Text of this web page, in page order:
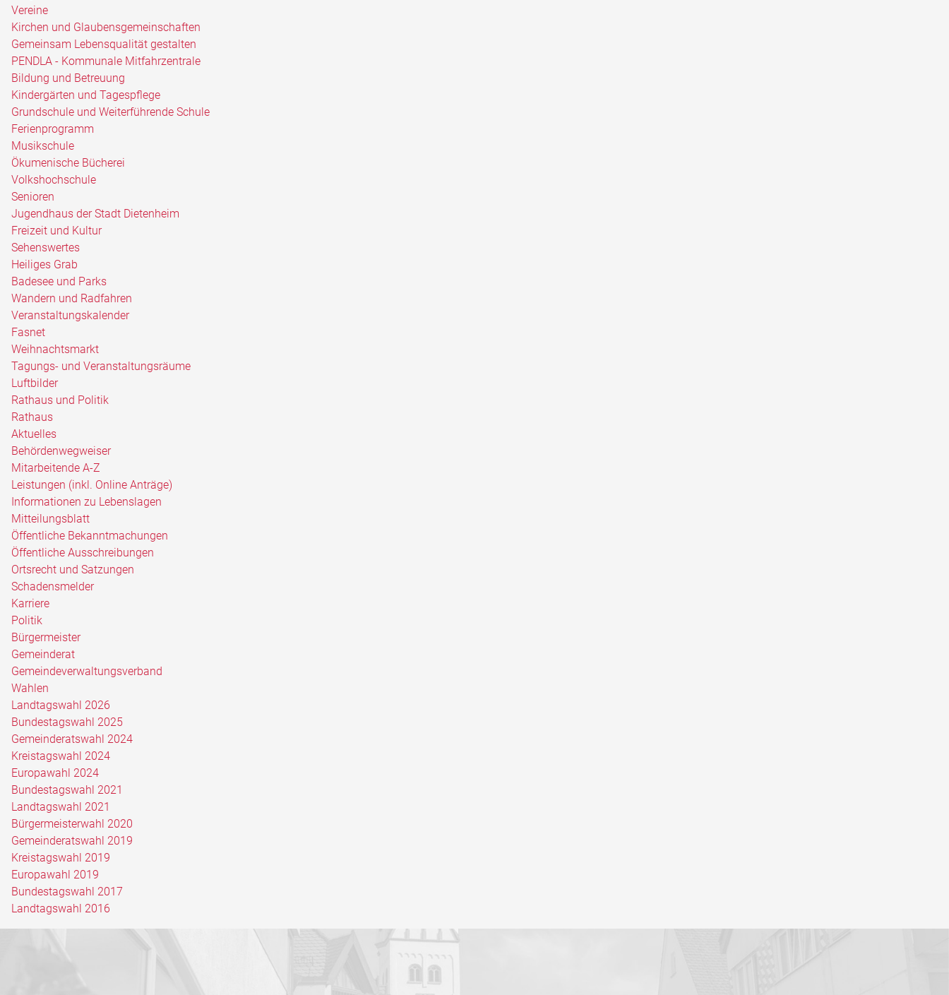
Vereine
Kirchen und Glaubensgemeinschaften
Gemeinsam Lebensqualität gestalten
PENDLA - Kommunale Mitfahrzentrale
Bildung und Betreuung
Kindergärten und Tagespflege
Grundschule und Weiterführende Schule
Ferienprogramm
Musikschule
Ökumenische Bücherei
Volkshochschule
Senioren
Jugendhaus der Stadt Dietenheim
Freizeit und Kultur
Sehenswertes
Heiliges Grab
Badesee und Parks
Wandern und Radfahren
Veranstaltungskalender
Fasnet
Weihnachtsmarkt
Tagungs- und Veranstaltungsräume
Luftbilder
Rathaus und Politik
Rathaus
Aktuelles
Behördenwegweiser
Mitarbeitende A-Z
Leistungen (inkl. Online Anträge)
Informationen zu Lebenslagen
Mitteilungsblatt
Öffentliche Bekanntmachungen
Öffentliche Ausschreibungen
Ortsrecht und Satzungen
Schadensmelder
Karriere
Politik
Bürgermeister
Gemeinderat
Gemeindeverwaltungsverband
Wahlen
Landtagswahl 2026
Bundestagswahl 2025
Gemeinderatswahl 2024
Kreistagswahl 2024
Europawahl 2024
Bundestagswahl 2021
Landtagswahl 2021
Bürgermeisterwahl 2020
Gemeinderatswahl 2019
Kreistagswahl 2019
Europawahl 2019
Bundestagswahl 2017
Landtagswahl 2016